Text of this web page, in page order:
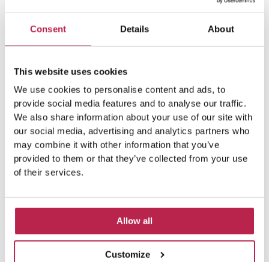
Consent Details About
This website uses cookies
We use cookies to personalise content and ads, to
provide social media features and to analyse our traffic.
We also share information about your use of our site with
our social media, advertising and analytics partners who
may combine it with other information that you’ve
provided to them or that they’ve collected from your use
of their services.
Allow all
Customize
Argomenti popolari
Bellezza naturale Ibiza(6) Casa Tranquila